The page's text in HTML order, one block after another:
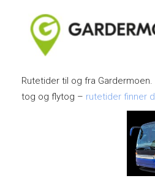
Rutetider til og fra Gardermoen.
tog og flytog – rutetider finner